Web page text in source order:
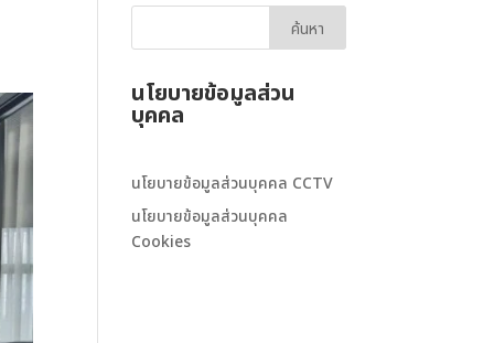
นโยบายข้อมูลส่วน
บุคคล
นโยบายข้อมูลส่วนบุคคล CCTV
นโยบายข้อมูลส่วนบุคคล
Cookies